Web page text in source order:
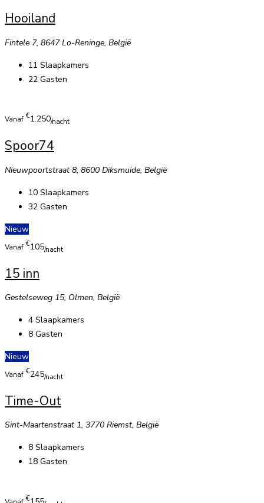
Hooiland
Fintele 7, 8647 Lo-Reninge, België
11 Slaapkamers
22 Gasten
Vanaf €1.250/nacht
Spoor74
Nieuwpoortstraat 8, 8600 Diksmuide, België
10 Slaapkamers
32 Gasten
Nieuw
Vanaf €105/nacht
15 inn
Gestelseweg 15, Olmen, België
4 Slaapkamers
8 Gasten
Nieuw
Vanaf €245/nacht
Time-Out
Sint-Maartenstraat 1, 3770 Riemst, België
8 Slaapkamers
18 Gasten
€